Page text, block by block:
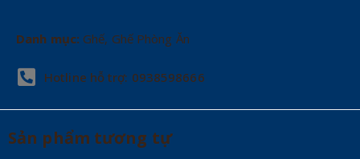
Danh mục: Ghế, Ghế Phòng Ăn
Hotline hỗ trợ: 0938598666
Sản phẩm tương tự